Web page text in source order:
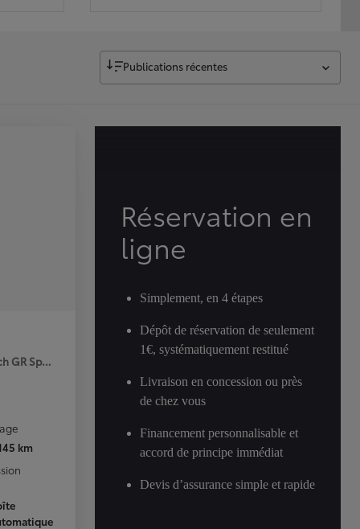
Publications récentes
GR Sport Premiere MY25
km
Réservation en
ligne
Simplement, en 4 étapes
Dépôt de réservation de seulement
1€, systématiquement restitué
Livraison en concession ou près
de chez vous
Financement personnalisable et
accord de principe immédiat
Devis d’assurance simple et rapide